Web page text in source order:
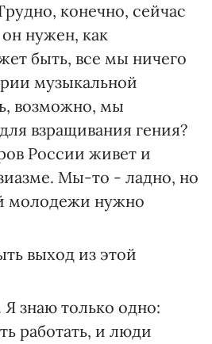
конечно, сейчас
он нужен, как
быть, все мы ничего
музыкальной
возможно, мы
взращивания гения?
России живет и
Мы-то - ладно, но
молодежи нужно
выход из этой
Я знаю только одно:
работать, и люди